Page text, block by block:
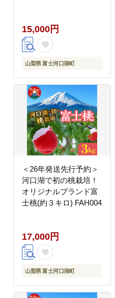
15,000円
山梨県 富士河口湖町
＜26年発送先行予約＞
河口湖で初の桃栽培！
オリジナルブランド富
士桃(約３キロ) FAH004
17,000円
山梨県 富士河口湖町